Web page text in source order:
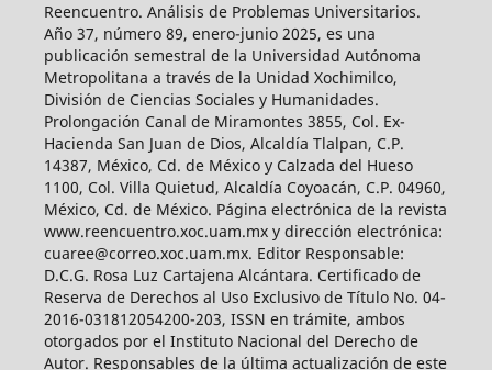
Reencuentro. Análisis de Problemas Universitarios.
Año 37, número 89, enero-junio 2025, es una
publicación semestral de la Universidad Autónoma
Metropolitana a través de la Unidad Xochimilco,
División de Ciencias Sociales y Humanidades.
Prolongación Canal de Miramontes 3855, Col. Ex-
Hacienda San Juan de Dios, Alcaldía Tlalpan, C.P.
14387, México, Cd. de México y Calzada del Hueso
1100, Col. Villa Quietud, Alcaldía Coyoacán, C.P. 04960,
México, Cd. de México. Página electrónica de la revista
www.reencuentro.xoc.uam.mx y dirección electrónica:
cuaree@correo.xoc.uam.mx. Editor Responsable:
D.C.G. Rosa Luz Cartajena Alcántara. Certificado de
Reserva de Derechos al Uso Exclusivo de Título No. 04-
2016-031812054200-203, ISSN en trámite, ambos
otorgados por el Instituto Nacional del Derecho de
Autor. Responsables de la última actualización de este